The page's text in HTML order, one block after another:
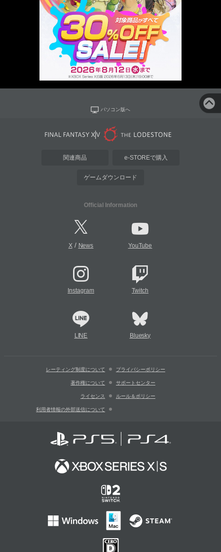
パソコン版へ
関連商品 e-STOREで購入
ゲームダウンロード
Official Information
X/ News YouTube
Instagram Twitch
LINE Bluesky
レーティング制度について プライバシーポリシー
著作権について サポートセンター
ライセンス ルール＆ポリシー
利用者情報の外部送信について